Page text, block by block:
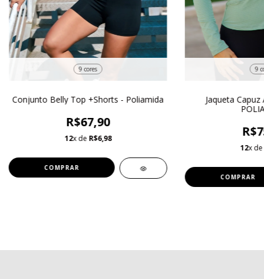
9 cores
Conjunto Belly Top +Shorts - Poliamida
R$67,90
12x de R$6,98
COMPRAR
9
Jaqueta
12x de
COMPRAR